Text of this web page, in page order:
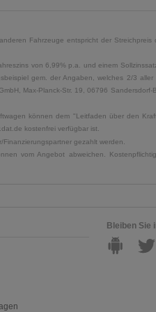
Fahrzeuge entspricht der
von 6,99% p.a. und einem
gem. der Angaben, welches 2/3
Max-Planck-Str. 19, 06796
können dem "Leitfaden über den
kostenfrei verfügbar ist.
gezahlt werden.
vom Angebot abweichen.
Bleiben Sie